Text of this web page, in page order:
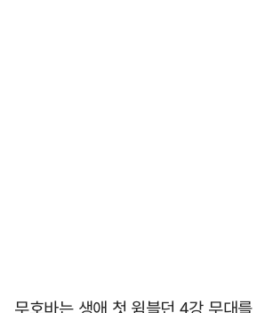
무호바는 생애 첫 윔블던 4강 무대